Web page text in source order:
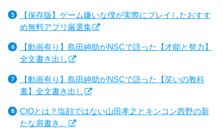
【保存版】ゲーム嫌いな僕が実際にプレイしたおすす
め無料アプリ厳選集
【動画有り】島田紳助がNSCで語った【才能と努力】
全文書き出し
【動画有り】島田紳助がNSCで語った【笑いの教科
書】全文書き出し
CIOとは？塩顔ではない山田孝之とキンコン西野の新
たな肩書き。